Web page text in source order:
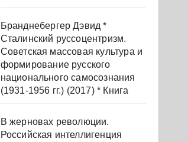
Бранднебергер Дэвид *
Сталинский руссоцентризм.
Советская массовая культура и
формирование русского
национального самосознания
(1931-1956 гг.) (2017) * Книга
В жерновах революции.
Российская интеллигенция